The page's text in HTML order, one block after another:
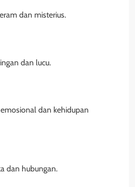
dan misterius.
dan lucu.
dan kehidupan
dan hubungan.